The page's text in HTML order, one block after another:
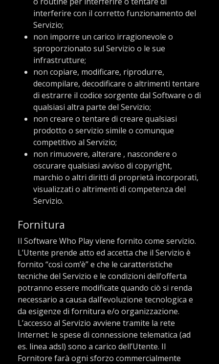
interferire con il corretto funzionamento del
Servizio;
non imporre un carico irragionevole o
sproporzionato sul Servizio o le sue
infrastrutture;
non copiare, modificare, riprodurre,
decompilare, decodificare o altrimenti tentare
di estrarre il codice sorgente dal Software o di
qualsiasi altra parte del Servizio;
non creare o tentare di creare qualsiasi
prodotto o servizio simile o comunque
competitivo al Servizio;
non rimuovere, alterare , nascondere o
oscurare qualsiasi avviso di copyright,
marchio o altri diritti di proprietà incorporati,
visualizzati o altrimenti di competenza del
Servizio.
Fornitura
Il Software Who Play viene fornito come servizio.
L’Utente prende atto ed accetta che il Servizio è
fornito “così com’è” e che le caratteristiche
tecniche del Servizio e le condizioni dell’offerta
potranno essere modificate quando ciò si renda
necessario a causa dall’evoluzione tecnologica e
da esigenze di fornitura e/o organizzazione.
L’accesso al Servizio avviene tramite la rete
Internet: le spese di connessione telematica (ad
es. linea adsl) sono a carico dell’Utente. Il
Fornitore farà ogni sforzo commercialmente